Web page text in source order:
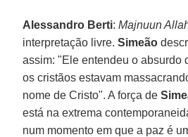
Alessandro Berti:Majnuun
interpretação livre.Simeão
assim: "Ele entendeu o absurdo
os cristãos estavam
nome de Cristo". A força de
está na extrema
num momento em que a paz é